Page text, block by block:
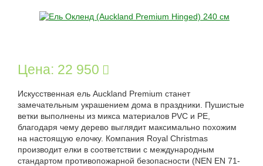
Цена: 22 950
Искусственная ель Auckland Premium станет
замечательным украшением дома в праздники. Пушистые
ветки выполнены из микса материалов PVC и PE,
благодаря чему дерево выглядит максимально похожим
на настоящую елочку. Компания Royal Christmas
производит елки в соответствии с международным
стандартом противопожарной безопасности (NEN EN 71-